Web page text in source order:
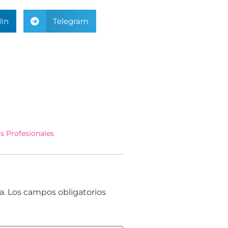
Telegram
Profesionales
Los campos obligatorios